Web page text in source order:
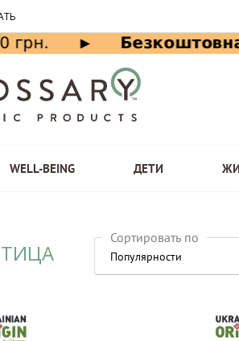
WELL-BEING ДЕТИ
Сортировать по
Популярности